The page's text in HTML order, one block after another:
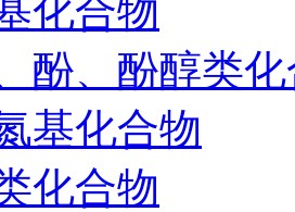
化合物
酚、酚醇类
基化合物
化合物